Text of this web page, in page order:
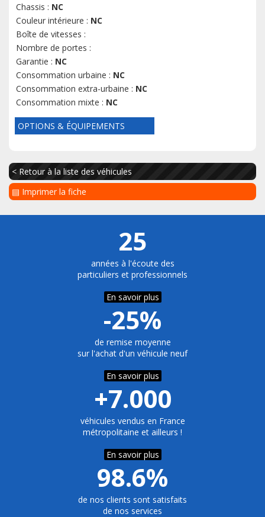
Chassis : NC
Couleur intérieure : NC
Boîte de vitesses :
Nombre de portes :
Garantie : NC
Consommation urbaine : NC
Consommation extra-urbaine : NC
Consommation mixte : NC
OPTIONS & ÉQUIPEMENTS
< Retour à la liste des véhicules
▤ Imprimer la fiche
25
années à l'écoute des
particuliers et professionnels
En savoir plus
-25%
de remise moyenne
sur l'achat d'un véhicule neuf
En savoir plus
+7.000
véhicules vendus en France
métropolitaine et ailleurs !
En savoir plus
98.6%
de nos clients sont satisfaits
de nos services